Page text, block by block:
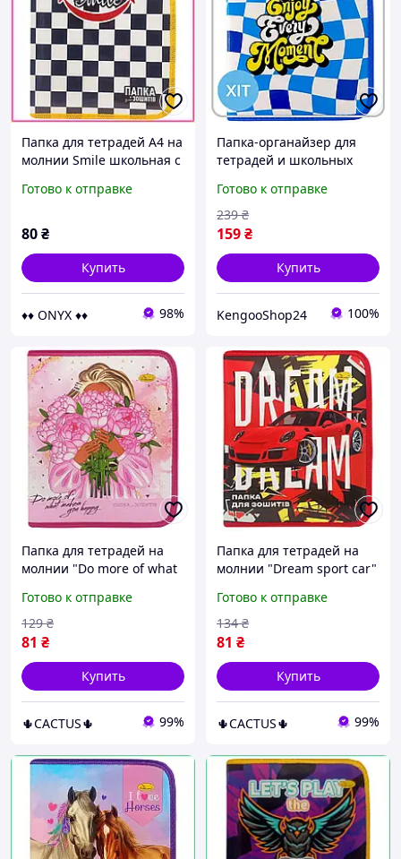
Папка для тетрадей А4 на
молнии Smile школьная с
внутри Orange
Готово к отправке
80₴
Купить
♦♦ ONYX ♦♦ 98%
Папка-органайзер для
тетрадей и школьных
молнии синяя клетка для
школы и творчества
Enjoy E
Готово к отправке
159₴
239 ₴
Купить
KengooShop24 100%
Папка для тетрадей на
молнии "Do more of what
Orange с расписанием
уроков, комбинированная
Готово к отправке
81 ₴
129 ₴
Купить
🌵CACTUS🌵 99%
Папка для тетрадей на
молнии "Dream sport car"
комбинированная, 24х20
см
Готово к отправке
81 ₴
134 ₴
Купить
🌵CACTUS🌵 99%